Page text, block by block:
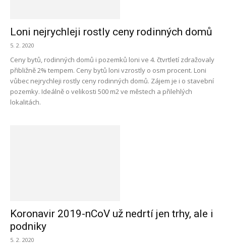
Loni nejrychleji rostly ceny rodinných domů
5. 2. 2020
Ceny bytů, rodinných domů i pozemků loni ve 4. čtvrtletí zdražovaly
přibližně 2% tempem. Ceny bytů loni vzrostly o osm procent. Loni
vůbec nejrychleji rostly ceny rodinných domů. Zájem je i o stavební
pozemky. Ideálně o velikosti 500 m2 ve městech a přilehlých
lokalitách.
Koronavir 2019-nCoV už nedrtí jen trhy, ale i
podniky
5. 2. 2020